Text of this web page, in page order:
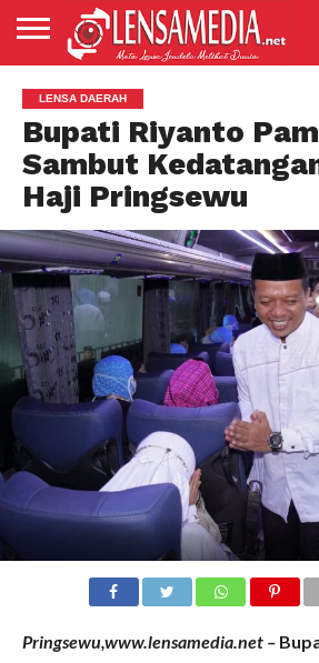
PENDIDIKAN
ENTERTAIMENT
POLITIK
PRISTIWA
SPORT
DAERAH
NASIONAL
ADVETORIAL
LENSA DAERAH
Bupati Riyanto
Sambut
Haji Pringsewu
Pringsewu,www.lensamedia.net –